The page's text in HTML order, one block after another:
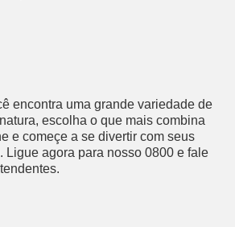
encontra uma grande variedade de
escolha o que mais combina
e começe a se divertir com seus
Ligue agora para nosso 0800 e fale